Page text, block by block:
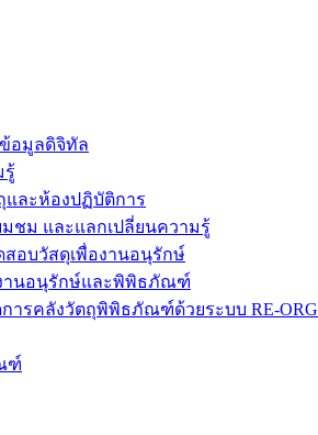
อมูลดิจิทัล
รู้
ละห้องปฏิบัติการ
มชม และแลกเปลี่ยนความรู้
อบวัสดุเพื่องานอนุรักษ์
านอนุรักษ์และพิพิธภัณฑ์
ารคลังวัตถุพิพิธภัณฑ์ด้วยระบบ RE-ORG
ฑ์